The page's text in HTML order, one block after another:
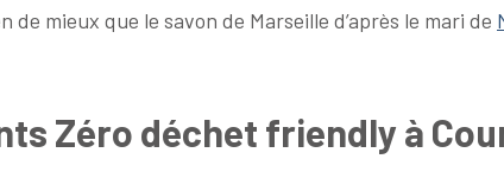
mieux que le savon de Marseille d’après le mari de
Zéro déchet friendly à